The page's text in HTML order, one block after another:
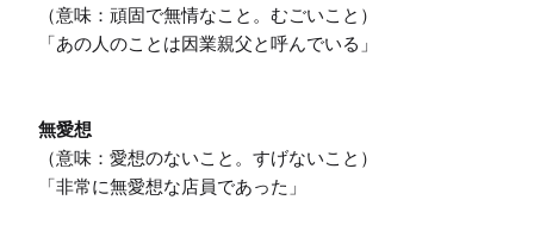
（意味：頑固で無情なこと。むごいこと）
「あの人のことは因業親父と呼んでいる」
無愛想
（意味：愛想のないこと。すげないこと）
「非常に無愛想な店員であった」